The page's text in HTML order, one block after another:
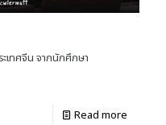
เทศจีน จากนักศึกษา
Read more